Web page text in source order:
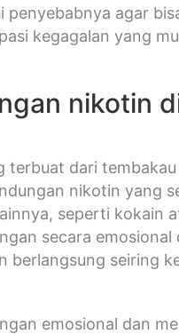
penyebabnya agar
kegagalan yang
nikotin
terbuat dari tembakau
nikotin yang
seperti kokain
secara emosional
berlangsung seiring
emosional dan